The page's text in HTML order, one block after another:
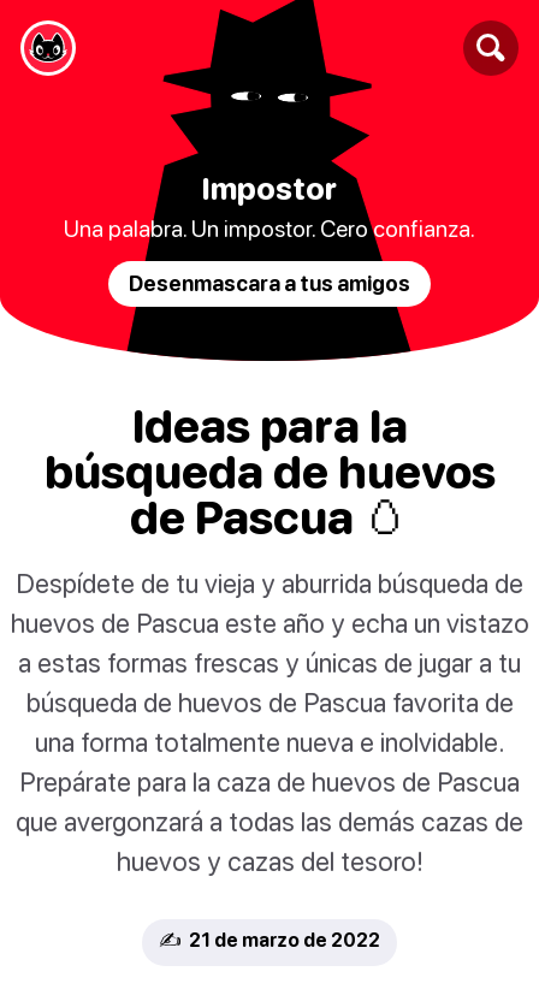
Impostor
Una palabra. Un impostor. Cero confianza.
Desenmascara a tus amigos
Ideas para la
búsqueda de huevos
de Pascua 🥚
Despídete de tu vieja y aburrida búsqueda de
huevos de Pascua este año y echa un vistazo
a estas formas frescas y únicas de jugar a tu
búsqueda de huevos de Pascua favorita de
una forma totalmente nueva e inolvidable.
Prepárate para la caza de huevos de Pascua
que avergonzará a todas las demás cazas de
huevos y cazas del tesoro!
✍️ 21 de marzo de 2022